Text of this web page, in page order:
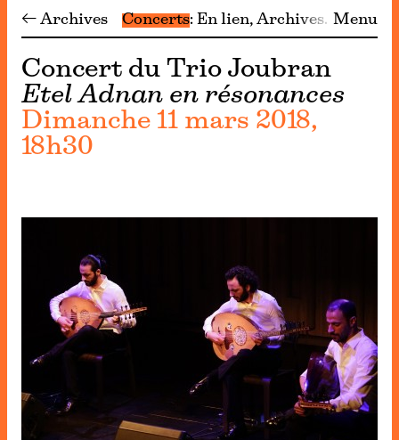
← Archives Concerts En lien Archives Menu
Concert du Trio Joubran
Etel Adnan en résonances
Dimanche 11 mars 2018,
18h30